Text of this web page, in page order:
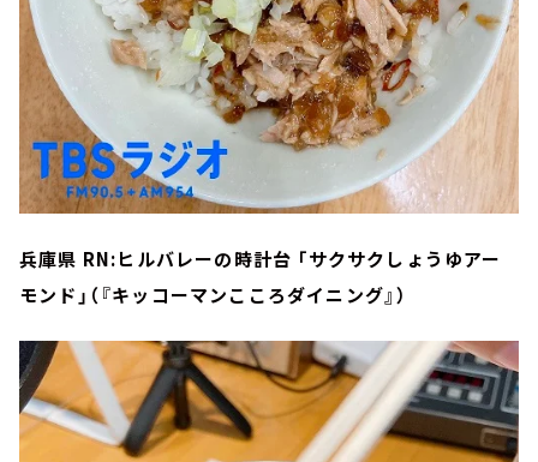
兵庫県 RN:ヒルバレーの時計台 「サクサクしょうゆアー
モンド」（『キッコーマンこころダイニング』）